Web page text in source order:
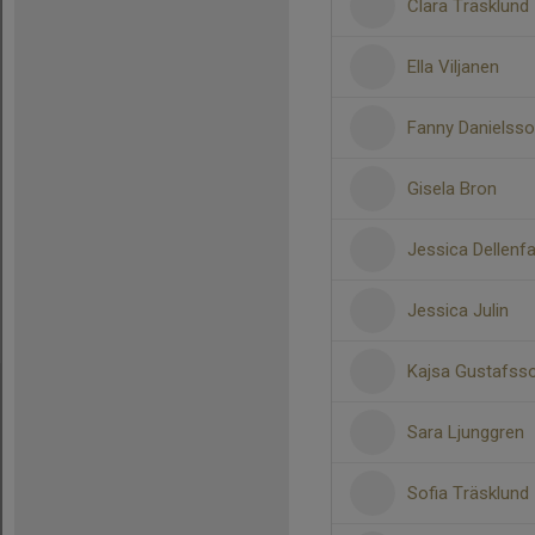
Clara Träsklund
Ella Viljanen
Fanny
Gisela Bron
Jessica
Jessica Julin
Kajsa
Sara Ljunggren
Sofia Träsklund